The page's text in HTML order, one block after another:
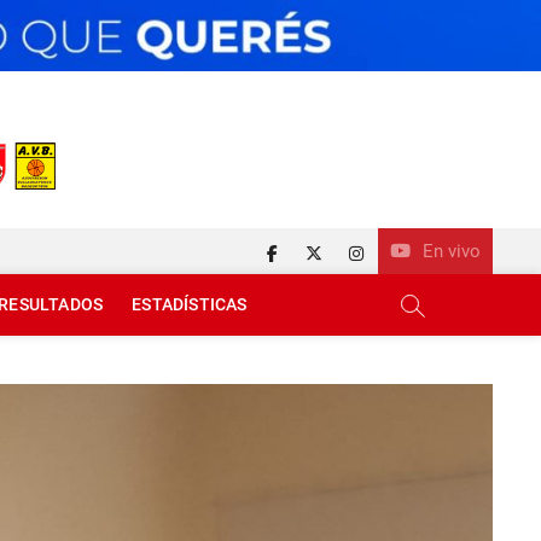
En vivo
facebook
twitterinstagram
RESULTADOS ESTADÍSTICAS